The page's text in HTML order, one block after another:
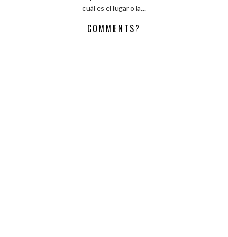
cuál es el lugar o la...
COMMENTS?